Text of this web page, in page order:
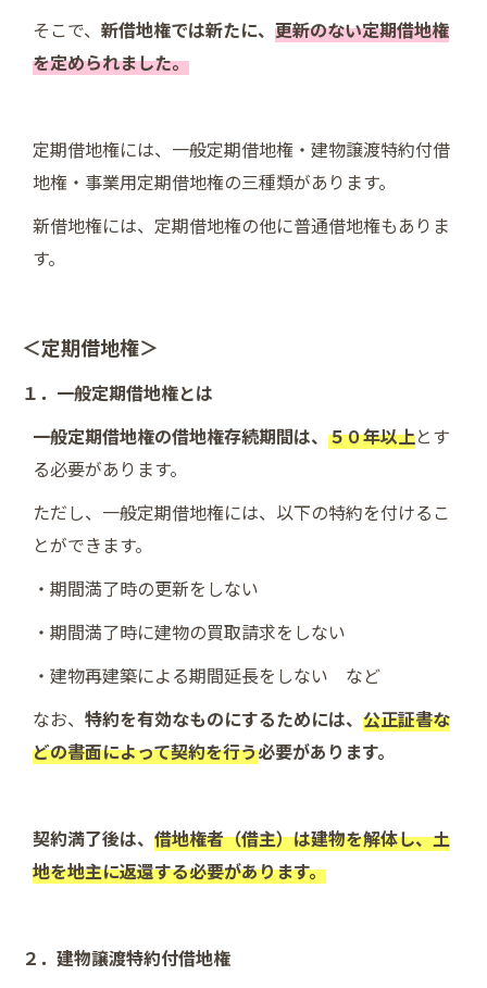
そこで、 新借地権では新たに、 更新のない定期借地権
を定められました。
定期借地権には、一般定期借地権・建物譲渡特約付借
地権・事業用定期借地権の三種類があります。
新借地権には、定期借地権の他に普通借地権もありま
す。
＜定期借地権＞
１．一般定期借地権とは
一般定期借地権の借地権存続期間は、 ５０年以上とす
る必要があります。
ただし、一般定期借地権には、以下の特約を付けるこ
とができます。
・期間満了時の更新をしない
・期間満了時に建物の買取請求をしない
・建物再建築による期間延長をしない など
なお、 特約を有効なものにするためには、 公正証書な
どの書面によって契約を行う必要があります。
契約満了後は、 借地権者（借主）は建物を解体し、土
地を地主に返還する必要があります。
２．建物譲渡特約付借地権